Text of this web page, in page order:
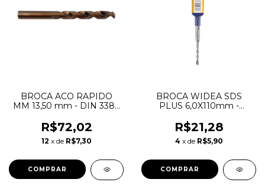
BROCA ACO RAPIDO
MM 13,50 mm - DIN 338 -
DEWALT*
R$72,02
12 x de R$7,30
BROCA WIDEA SDS
PLUS 6,0X110mm -
R$21,28
4 x de R$5,90